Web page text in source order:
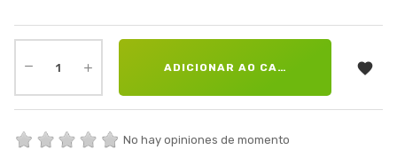
ADICIONAR AO CARRINHO 
No hay opiniones de momento